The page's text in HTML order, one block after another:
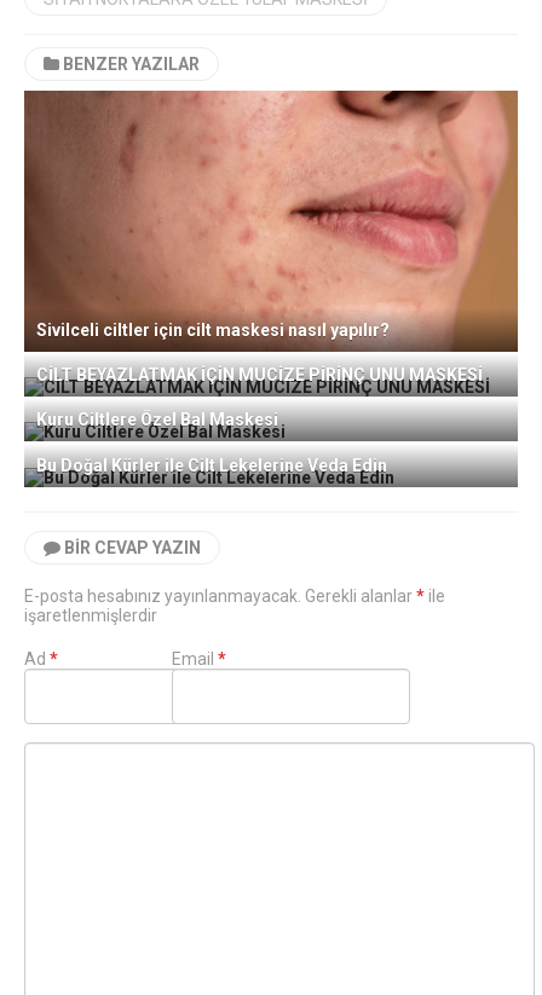
BENZER YAZILAR
Sivilceli ciltler için cilt maskesi nasıl yapılır?
CİLT BEYAZLATMAK İÇİN MUCİZE PİRİNÇ UNU MASKESİ
Kuru Ciltlere Özel Bal Maskesi
Bu Doğal Kürler ile Cilt Lekelerine Veda Edin
BIR CEVAP YAZIN
E-posta hesabınız yayınlanmayacak. Gerekli alanlar* ile
işaretlenmişlerdir
Ad * Email*